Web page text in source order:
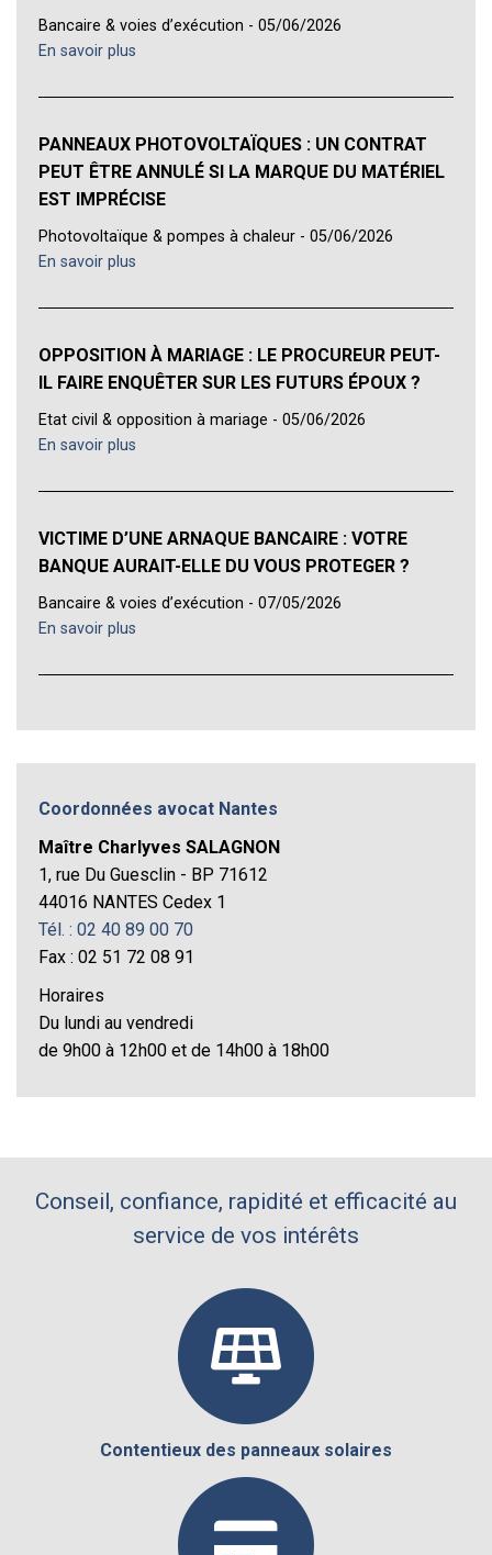
Bancaire & voies d’exécution - 05/06/2026
En savoir plus
PANNEAUX PHOTOVOLTAÏQUES : UN CONTRAT
PEUT ÊTRE ANNULÉ SI LA MARQUE DU MATÉRIEL
EST IMPRÉCISE
Photovoltaïque & pompes à chaleur - 05/06/2026
En savoir plus
OPPOSITION À MARIAGE : LE PROCUREUR PEUT-
IL FAIRE ENQUÊTER SUR LES FUTURS ÉPOUX ?
Etat civil & opposition à mariage - 05/06/2026
En savoir plus
VICTIME D’UNE ARNAQUE BANCAIRE : VOTRE
BANQUE AURAIT-ELLE DU VOUS PROTEGER ?
Bancaire & voies d’exécution - 07/05/2026
En savoir plus
Coordonnées avocat Nantes
Maître Charlyves SALAGNON
1, rue Du Guesclin - BP 71612
44016 NANTES Cedex 1
Tél. : 02 40 89 00 70
Fax : 02 51 72 08 91
Horaires
Du lundi au vendredi
de 9h00 à 12h00 et de 14h00 à 18h00
Conseil, confiance, rapidité et efficacité au
service de vos intérêts
Contentieux des panneaux solaires